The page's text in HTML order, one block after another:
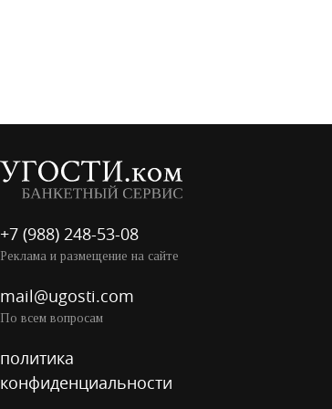
+7 (988) 248-53-08
Реклама и размещение на сайте
mail@ugosti.com
По всем вопросам
политика
конфиденциальности